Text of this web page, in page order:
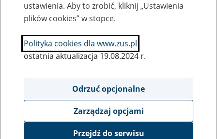
SZUKAJ
Ukryj wszystkie pozycje bazy
ustawienia. Aby to zrobić, kliknij „Ustawienia
plików cookies” w stopce.
Polityka cookies dla www.zus.pl
ostatnia aktualizacja 19.08.2024 r.
Odrzuć opcjonalne
Zarządzaj opcjami
Przejdź do serwisu